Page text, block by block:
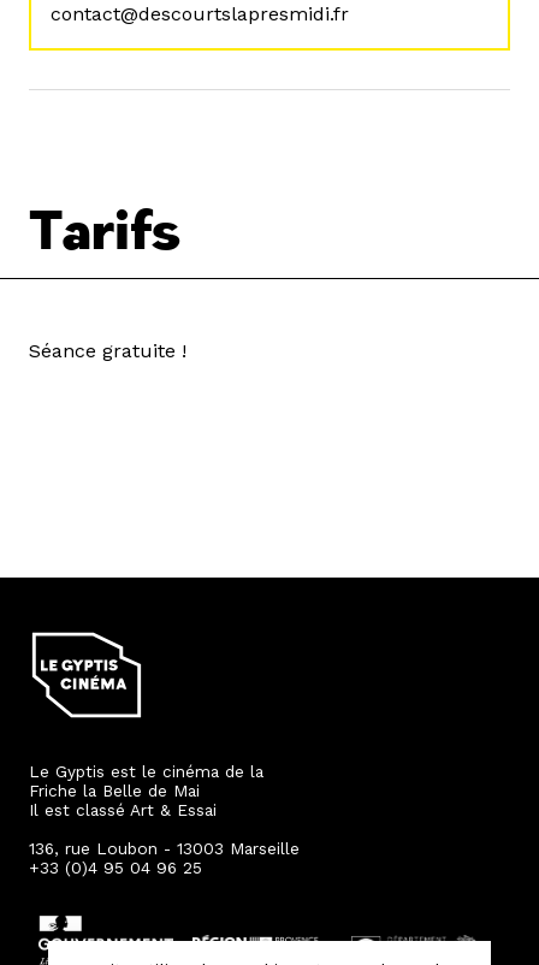
contact@descourtslapresmidi.fr
Tarifs
Séance gratuite !
Le Gyptis est le cinéma de la
Friche la Belle de Mai
Il est classé Art & Essai
136, rue Loubon - 13003 Marseille
+33 (0)4 95 04 96 25